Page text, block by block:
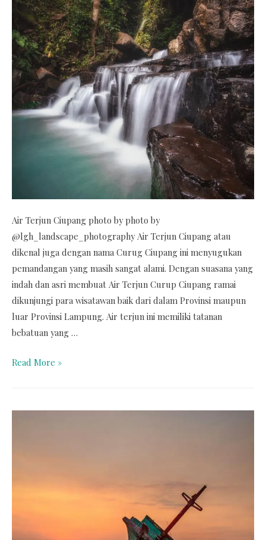
Air Terjun Ciupang photo by photo by
@lgh_landscape_photography Air Terjun Ciupang atau
dikenal juga dengan nama Curug Ciupang ini menyugukan
pemandangan yang masih sangat alami. Dengan suasana yang
indah dan asri membuat Air Terjun Curup Ciupang ramai
dikunjungi para wisatawan baik dari dalam Provinsi maupun
luar Provinsi Lampung. Air terjun ini memiliki tatanan
bebatuan yang …
Read More »